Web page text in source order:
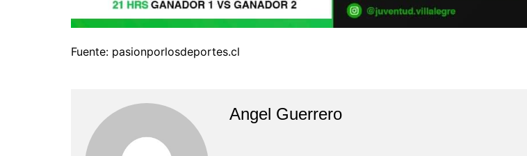
Fuente: pasionporlosdeportes.cl
Angel Guerrero